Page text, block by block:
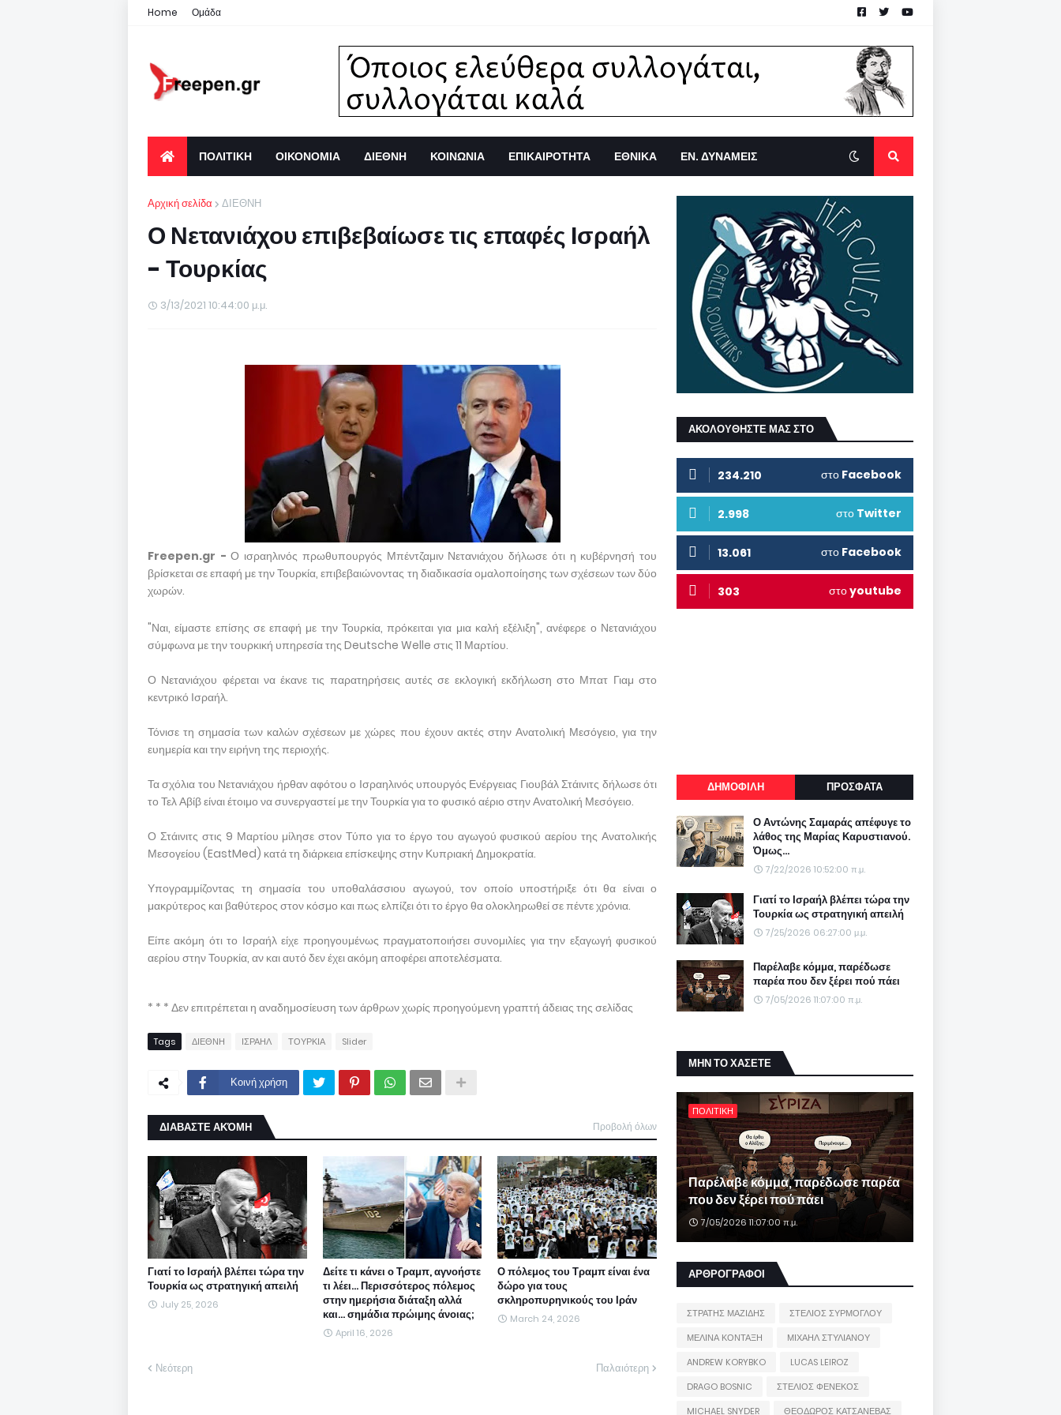
Home Ομάδα
ΠΟΛΙΤΙΚΗ ΟΙΚΟΝΟΜΙΑ ΔΙΕΘΝΗ ΚΟΙΝΩΝΙΑ ΕΠΙΚΑΙΡΟΤΗΤΑ ΕΘΝΙΚΑ ΕΝ. ΔΥΝΑΜΕΙΣ
Αρχική σελίδα ΔΙΕΘΝΗ
Ο Νετανιάχου επιβεβαίωσε τις επαφές Ισραήλ
- Τουρκίας
3/13/2021 10:44:00 μ.μ.
Freepen.gr -Ο ισραηλινός πρωθυπουργός Μπέντζαμιν Νετανιάχου δήλωσε ότι η κυβέρνησή του
βρίσκεται σε επαφή με την Τουρκία, επιβεβαιώνοντας τη διαδικασία ομαλοποίησης των σχέσεων των δύο
χωρών.
"Ναι, είμαστε επίσης σε επαφή με την Τουρκία, πρόκειται για μια καλή εξέλιξη", ανέφερε ο Νετανιάχου
σύμφωνα με την τουρκική υπηρεσία της Deutsche Welle στις 11 Μαρτίου.
Ο Νετανιάχου φέρεται να έκανε τις παρατηρήσεις αυτές σε εκλογική εκδήλωση στο Μπατ Γιαμ στο
κεντρικό Ισραήλ.
Τόνισε τη σημασία των καλών σχέσεων με χώρες που έχουν ακτές στην Ανατολική Μεσόγειο, για την
ευημερία και την ειρήνη της περιοχής.
Τα σχόλια του Νετανιάχου ήρθαν αφότου ο Ισραηλινός υπουργός Ενέργειας Γιουβάλ Στάινιτς δήλωσε ότι
το Τελ Αβίβ είναι έτοιμο να συνεργαστεί με την Τουρκία για το φυσικό αέριο στην Ανατολική Μεσόγειο.
Ο Στάινιτς στις 9 Μαρτίου μίλησε στον Τύπο για το έργο του αγωγού φυσικού αερίου της Ανατολικής
Μεσογείου (EastMed) κατά τη διάρκεια επίσκεψης στην Κυπριακή Δημοκρατία.
Υπογραμμίζοντας τη σημασία του υποθαλάσσιου αγωγού, τον οποίο υποστήριξε ότι θα είναι ο
μακρύτερος και βαθύτερος στον κόσμο και πως ελπίζει ότι το έργο θα ολοκληρωθεί σε πέντε χρόνια.
Είπε ακόμη ότι το Ισραήλ είχε προηγουμένως πραγματοποιήσει συνομιλίες για την εξαγωγή φυσικού
αερίου στην Τουρκία, αν και αυτό δεν έχει ακόμη αποφέρει αποτελέσματα.
* * * Δεν επιτρέπεται η αναδημοσίευση των άρθρων χωρίς προηγούμενη γραπτή άδειας της σελίδας
Tags ΔΙΕΘΝΗ ΙΣΡΑΗΛ ΤΟΥΡΚΙΑ Slider
Κοινή χρήση
ΔΙΑΒΑΣΤΕ ΑΚΌΜΗ Προβολή όλων
Γιατί το Ισραήλ βλέπει τώρα την
Τουρκία ως στρατηγική απειλή
July 25, 2026
Δείτε τι κάνει ο Τραμπ, αγνοήστε
τι λέει... Περισσότερος πόλεμος
στην ημερήσια διάταξη αλλά
και... σημάδια πρώιμης άνοιας;
April 16, 2026
Ο πόλεμος του Τραμπ είναι ένα
δώρο για τους
σκληροπυρηνικούς του Ιράν
March 24, 2026
Νεότερη Παλαιότερη
ΑΚΟΛΟΥΘΗΣΤΕ ΜΑΣ ΣΤΟ
234.210 στο Facebook
2.998 στο Twitter
13.061 στο Facebook
303 στοyoutube
ΔΗΜΟΦΙΛΗ ΠΡΟΣΦΑΤΑ
Ο Αντώνης Σαμαράς απέφυγε το
λάθος της Μαρίας Καρυστιανού.
Όμως...
7/22/2026 10:52:00 π.μ.
Γιατί το Ισραήλ βλέπει τώρα την
Τουρκία ως στρατηγική απειλή
7/25/2026 06:27:00 μ.μ.
Παρέλαβε κόμμα, παρέδωσε
παρέα που δεν ξέρει πού πάει
7/05/2026 11:07:00 π.μ.
ΜΗΝ ΤΟ ΧΑΣΕΤΕ
ΠΟΛΙΤΙΚΗ
Παρέλαβε κόμμα, παρέδωσε παρέα
που δεν ξέρει πού πάει
7/05/2026 11:07:00 π.μ.
ΑΡΘΡΟΓΡΑΦΟΙ
ΣΤΡΑΤΗΣ ΜΑΖΙΔΗΣ
ΣΤΕΛΙΟΣ ΣΥΡΜΟΓΛΟΥ
ΜΕΛΙΝΑ ΚΟΝΤΑΞΗ
ΜΙΧΑΗΛ ΣΤΥΛΙΑΝΟΥ
ANDREW KORYBKO
LUCAS LEIROZ
DRAGO BOSNIC
ΣΤΕΛΙΟΣ ΦΕΝΕΚΟΣ
MICHAEL SNYDER
ΘΕΟΔΩΡΟΣ ΚΑΤΣΑΝΕΒΑΣ